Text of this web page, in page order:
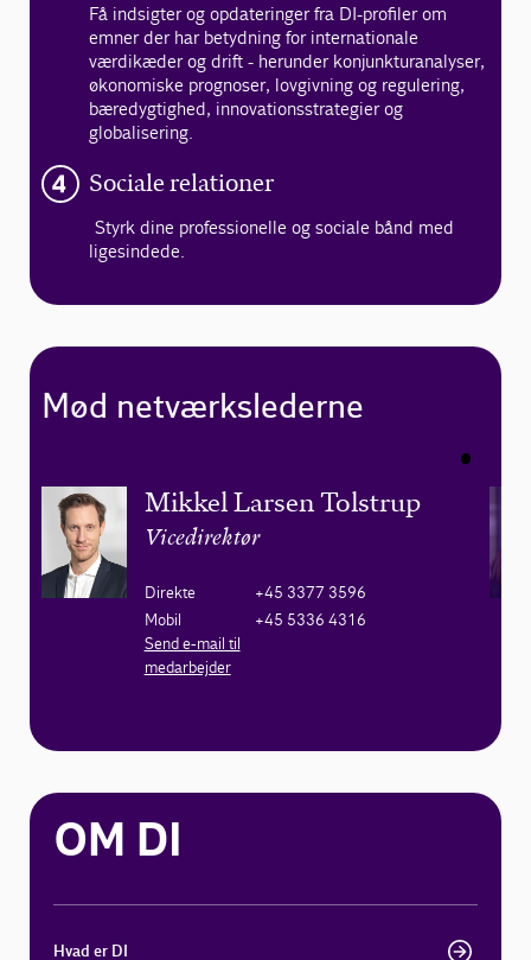
Få indsigter og opdateringer fra DI-profiler om
emner der har betydning for internationale
værdikæder og drift - herunder konjunkturanalyser,
økonomiske prognoser, lovgivning og regulering,
bæredygtighed, innovationsstrategier og
globalisering.
Sociale relationer
Styrk dine professionelle og sociale bånd med
ligesindede.
Mød netværkslederne
Mikkel Larsen Tolstrup
Vicedirektør
Direkte
+45 3377 3596
Mobil
+45 5336 4316
Send e-mail til
medarbejder
OM DI
Hvad er DI